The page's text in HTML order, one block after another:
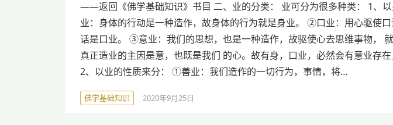
——返回《佛学基础知识》书目 二、业的分类： 业可分为很多种类： 1、
业：身体的行动是一种造作，故身体的行为就是身业。 ②口业：用心驱使
话是口业。 ③意业：我们的思想，也是一种造作，故驱使心去思维事物，
真正造业的主因是意，也既是我们 的心。故有身，口业，必然会有意业存在
2、以业的性质来分： ①善业：我们造作的一切行为，事情，将…
佛学基础知识 2020年9月25日